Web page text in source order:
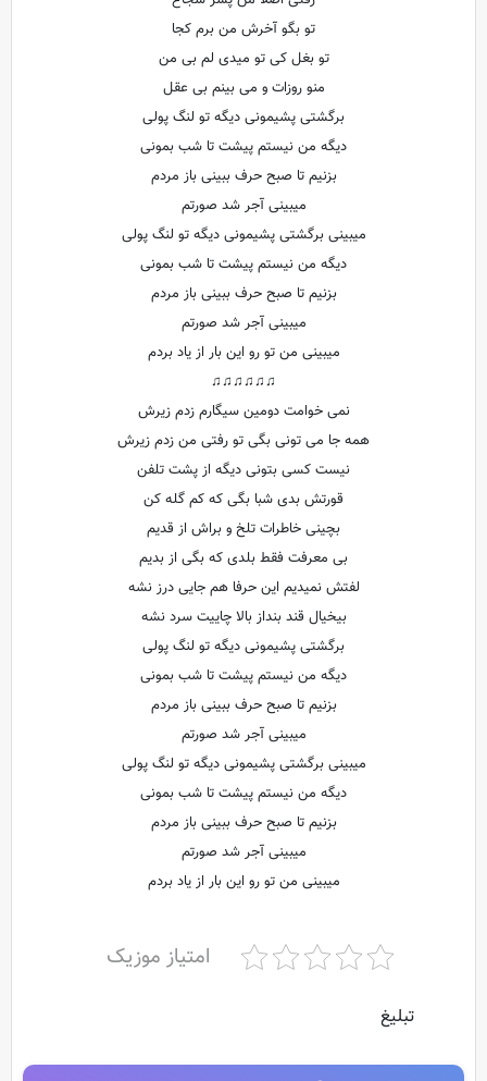
تو بگو آخرش من برم کجا
تو بغل کی تو میدی لم بی من
منو روزات و می بینم بی عقل
برگشتی پشیمونی دیگه تو لنگ پولی
دیگه من نیستم پیشت تا شب بمونی
بزنیم تا صبح حرف ببینی باز مردم
میبینی آجر شد صورتم
میبینی برگشتی پشیمونی دیگه تو لنگ پولی
دیگه من نیستم پیشت تا شب بمونی
بزنیم تا صبح حرف ببینی باز مردم
میبینی آجر شد صورتم
میبینی من تو رو این بار از یاد بردم
♫♫♫♫♫♫
نمی خوامت دومین سیگارم زدم زیرش
همه جا می تونی بگی تو رفتی من زدم زیرش
نیست کسی بتونی دیگه از پشت تلفن
قورتش بدی شبا بگی که کم گله کن
بچینی خاطرات تلخ و براش از قدیم
بی معرفت فقط بلدی که بگی از بدیم
لفتش نمیدیم این حرفا هم جایی درز نشه
بیخیال قند بنداز بالا چاییت سرد نشه
برگشتی پشیمونی دیگه تو لنگ پولی
دیگه من نیستم پیشت تا شب بمونی
بزنیم تا صبح حرف ببینی باز مردم
میبینی آجر شد صورتم
میبینی برگشتی پشیمونی دیگه تو لنگ پولی
دیگه من نیستم پیشت تا شب بمونی
بزنیم تا صبح حرف ببینی باز مردم
میبینی آجر شد صورتم
میبینی من تو رو این بار از یاد بردم
امتیاز موزیک
تبلیغ